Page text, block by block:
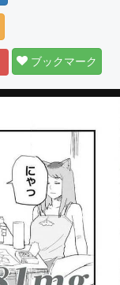
ブックマーク